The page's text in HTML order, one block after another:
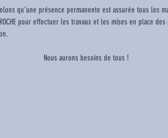
qu’une présence permanente est assurée tous les
pour effectuer les travaux et les mises en place
                                    Nous aurons besoins de tous !